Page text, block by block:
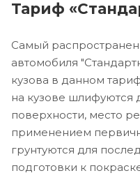
Тариф
Самый
автомобиля
кузова в данном
на кузове шлифуются
поверхности, место
применением
грунтуются для
подготовки к